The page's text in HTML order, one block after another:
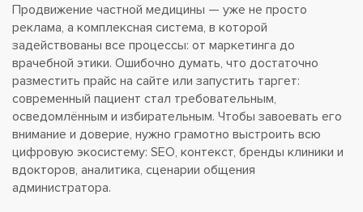
Продвижение частной медицины — уже не просто
реклама, а комплексная система, в которой
задействованы все процессы: от маркетинга до
врачебной этики. Ошибочно думать, что достаточно
разместить прайс на сайте или запустить таргет:
современный пациент стал требовательным,
осведомлённым и избирательным. Чтобы завоевать его
внимание и доверие, нужно грамотно выстроить всю
цифровую экосистему: SEO, контекст, бренды клиники и
вдокторов, аналитика, сценарии общения
администратора.